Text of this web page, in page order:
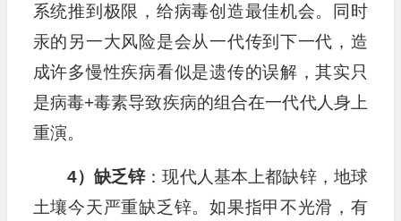
系统推到极限，给病毒创造最佳机会。同时
汞的另一大风险是会从一代传到下一代，造
成许多慢性疾病看似是遗传的误解，其实只
是病毒+毒素导致疾病的组合在一代代人身上
重演。
4）缺乏锌：现代人基本上都缺锌，地球
土壤今天严重缺乏锌。如果指甲不光滑，有